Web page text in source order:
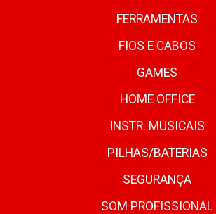
FERRAMENTAS
FIOS E CABOS
GAMES
HOME OFFICE
INSTR. MUSICAIS
PILHAS/BATERIAS
SEGURANÇA
SOM PROFISSIONAL